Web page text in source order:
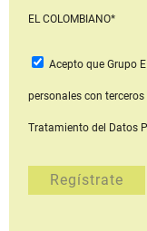
EL COLOMBIANO*
Acepto que Grupo
personales con
Tratamiento del Datos